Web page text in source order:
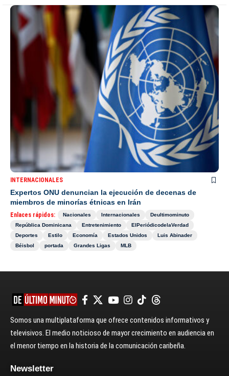
INTERNACIONALES
Expertos ONU denuncian la ejecución de decenas de
miembros de minorías étnicas en Irán
Enlaces rápidos: Nacionales Internacionales
Deultimominuto
República Dominicana
Entretenimiento
ElPeriódicodelaVerdad
Deportes
Estilo Economía Estados Unidos
Luis Abinader
Béisbol
portada Grandes Ligas MLB
Somos una multiplataforma que ofrece contenidos informativos y
televisivos. El medio noticioso de mayor crecimiento en audiencia en
el menor tiempo en la historia de la comunicación caribeña.
Newsletter